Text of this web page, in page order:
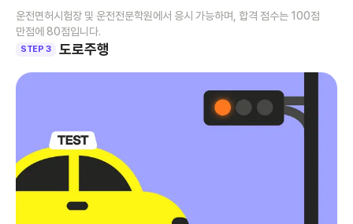
운전면허시험장 및 운전전문학원에서 응시 가능하며, 합격 점수는 100점
만점에 80점입니다.
STEP 3 도로주행